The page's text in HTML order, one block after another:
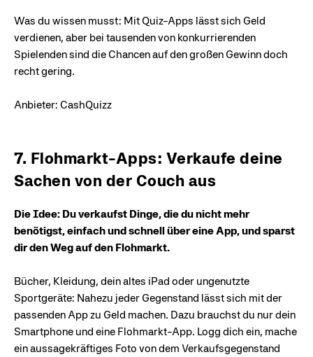
Was du wissen musst: Mit Quiz-Apps lässt sich Geld
verdienen, aber bei tausenden von konkurrierenden
Spielenden sind die Chancen auf den großen Gewinn doch
recht gering.
Anbieter: CashQuizz
7. Flohmarkt-Apps: Verkaufe deine
Sachen von der Couch aus
Die Idee: Du verkaufst Dinge, die du nicht mehr
benötigst, einfach und schnell über eine App, und sparst
dir den Weg auf den Flohmarkt.
Bücher, Kleidung, dein altes iPad oder ungenutzte
Sportgeräte: Nahezu jeder Gegenstand lässt sich mit der
passenden App zu Geld machen. Dazu brauchst du nur dein
Smartphone und eine Flohmarkt-App. Logg dich ein, mache
ein aussagekräftiges Foto von dem Verkaufsgegenstand